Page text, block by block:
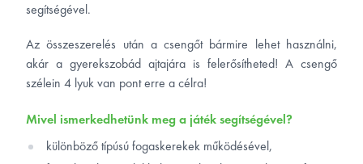
segítségével.
Az összeszerelés után a csengőt bármire lehet használni,
akár a gyerekszobád ajtajára is felerősítheted! A csengő
szélein 4 lyuk van pont erre a célra!
Mivel ismerkedhetünk meg a játék segítségével?
különböző típúsú fogaskerekek működésével,